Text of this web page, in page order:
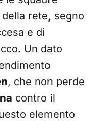
rete, segno
e di
Un dato
, che non perde
contro il
elemento